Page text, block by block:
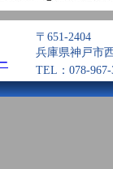
〒651-2404
兵庫県神戸市
TEL：078-